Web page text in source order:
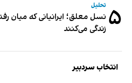
۵ تحلیل
نسل معلق؛ ایرانیانی که میان
زندگی می‌کنند
انتخاب سردبیر